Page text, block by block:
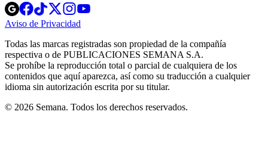
Opens
in
new
Opens
in
new
Opens
in
new
window
Opens
new
windowwindow
Aviso de Privacidad
new
window
Todas las marcas registradas son propiedad de la compañía
respectiva o de PUBLICACIONES SEMANA S.A.
Se prohíbe la reproducción total o parcial de cualquiera de los
contenidos que aquí aparezca, así como su traducción a cualquier
idioma sin autorización escrita por su titular.
© 2026 Semana. Todos los derechos reservados.